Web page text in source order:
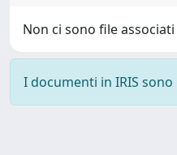
Non ci sono file
I documenti in IRIS